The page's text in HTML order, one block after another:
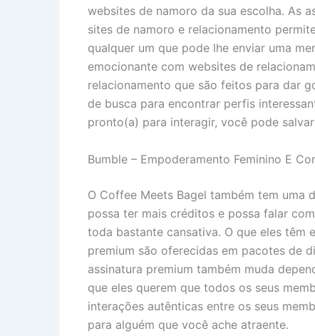
websites de namoro da sua escolha. As
sites de namoro e relacionamento
qualquer um que pode lhe enviar uma
emocionante com websites de
relacionamento que são feitos para dar
de busca para encontrar perfis
pronto(a) para interagir, você pode
Bumble – Empoderamento Feminino E
O Coffee Meets Bagel também tem uma
possa ter mais créditos e possa falar
toda bastante cansativa. O que eles têm
premium são oferecidas em pacotes de
assinatura premium também muda
que eles querem que todos os seus
interações autênticas entre os seus
para alguém que você ache atraente.